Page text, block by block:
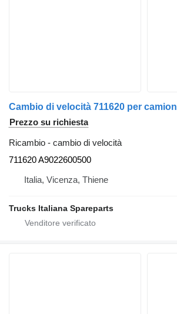
Prezzo su richiesta
Ricambio - cambio di velocità
711620 A9022600500
Italia, Vicenza, Thiene
Trucks Italiana Spareparts